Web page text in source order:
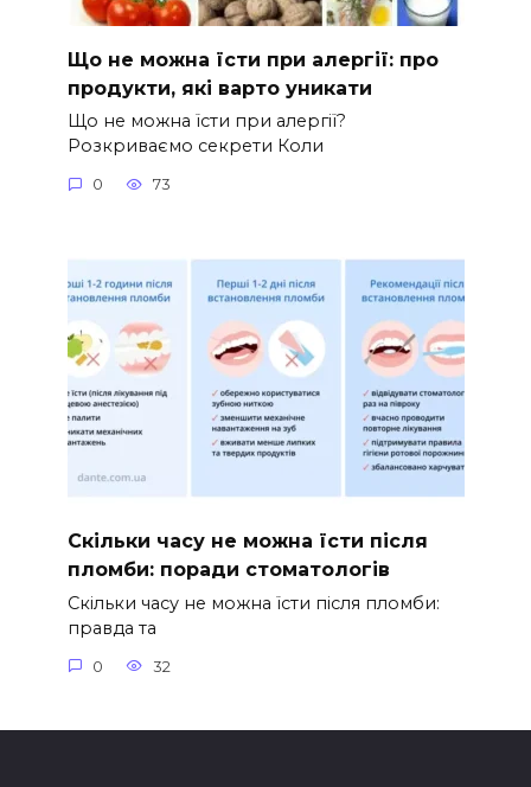
Що не можна їсти при алергії: про
продукти, які варто уникати
Що не можна їсти при алергії?
Розкриваємо секрети Коли
0 73
Скільки часу не можна їсти після
пломби: поради стоматологів
Скільки часу не можна їсти після пломби:
правда та
0 32